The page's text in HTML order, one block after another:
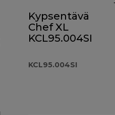
Kypsentävä
Chef XL
KCL95.004SI
KCL95.004SI